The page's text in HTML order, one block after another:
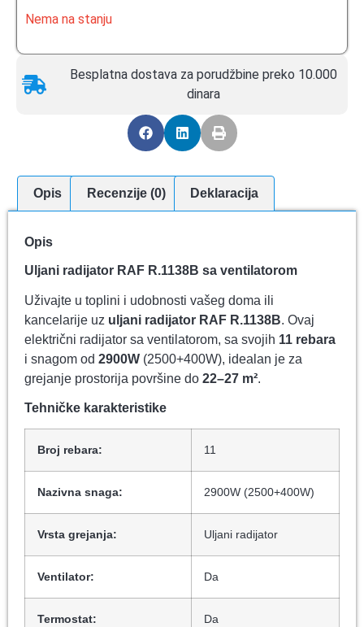
Nema na stanju
Besplatna dostava za porudžbine preko 10.000
dinara
Opis Recenzije (0) Deklaracija
Opis
Uljani radijator RAF R.1138B sa ventilatorom
Uživajte u toplini i udobnosti vašeg doma ili
kancelarije uz uljani radijator RAF R.1138B. Ovaj
električni radijator sa ventilatorom, sa svojih 11 rebara
i snagom od 2900W (2500+400W), idealan je za
grejanje prostorija površine do 22–27 m².
Tehničke karakteristike
Broj rebara: 11
Nazivna snaga: 2900W (2500+400W)
Vrsta grejanja: Uljani radijator
Ventilator: Da
Termostat: Da